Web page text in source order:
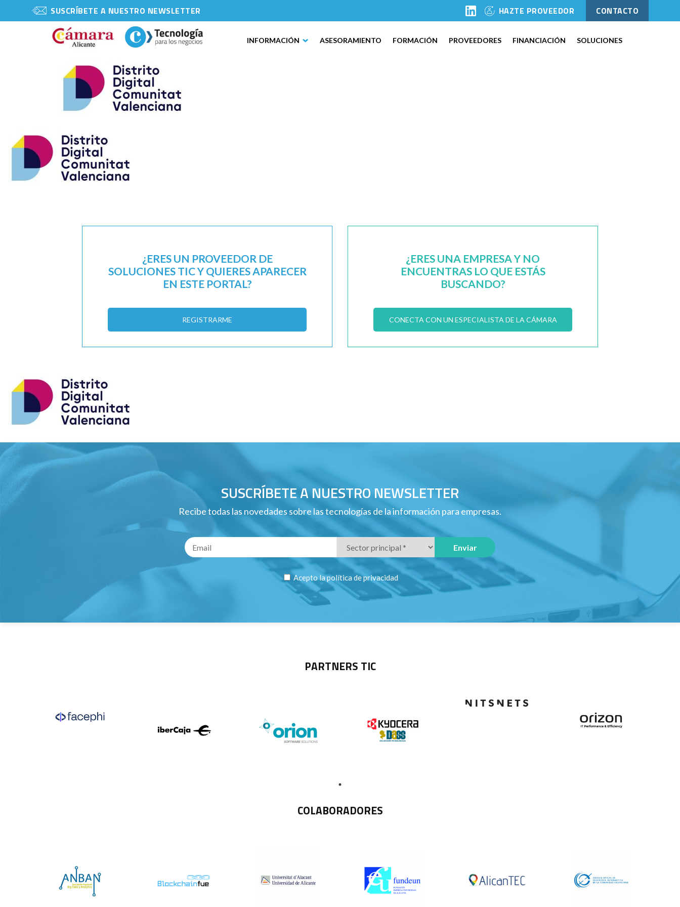
SUSCRÍBETE A NUESTRO NEWSLETTER HAZTE PROVEEDOR CONTACTO
INFORMACIÓN ASESORAMIENTO FORMACIÓN PROVEEDORES FINANCIACIÓN SOLUCIONES
¿ERES UN PROVEEDOR DE
SOLUCIONES TIC Y QUIERES APARECER
EN ESTE PORTAL?
REGISTRARME
¿ERES UNA EMPRESA Y NO
ENCUENTRAS LO QUE ESTÁS
BUSCANDO?
CONECTA CON UN ESPECIALISTA DE LA CÁMARA
SUSCRÍBETE A NUESTRO NEWSLETTER
Recibe todas las novedades sobre las tecnologías de la información para empresas.
Acepto lapolítica de privacidad
PARTNERS TIC
COLABORADORES